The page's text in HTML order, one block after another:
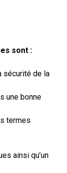
sont :
sécurité de la
une bonne
termes
ainsi qu’un